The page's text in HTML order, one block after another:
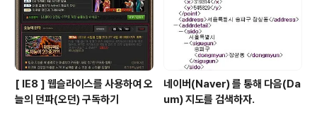
[ IE8 ] 웹슬라이스를 사용하여 오
늘의 던파(오던) 구독하기
네이버(Naver) 를 통해 다음(Da
um) 지도를 검색하자.